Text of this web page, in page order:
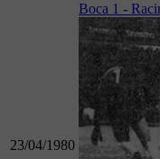
23/04/1980
Boca 1 -